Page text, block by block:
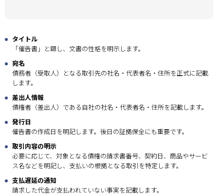
タイトル
「催告書」と題し、文書の性格を明示します。
宛名
債務者（受取人）となる取引先の社名・代表者名・住所を正式に記載
します。
差出人情報
債権者（差出人）である自社の社名・代表者名・住所を記載します。
発行日
催告書の作成日を明記します。後日の証拠保全にも重要です。
取引内容の明示
必要に応じて、対象となる債権の請求書番号、契約日、商品やサービ
ス名などを明記し、支払いの根拠となる取引を特定します。
支払遅延の通知
請求した代金が支払われていない事実を記載します。